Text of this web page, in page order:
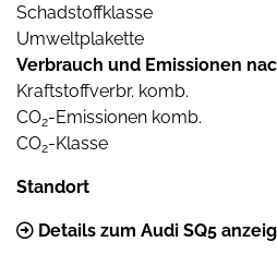
Schadstoffklasse
Umweltplakette
Verbrauch und Emissionen
Kraftstoffverbr. komb.
CO2-Emissionen komb.
CO2-Klasse
Standort
Details zum Audi SQ5